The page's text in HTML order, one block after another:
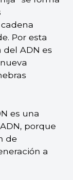
Por esta
del ADN es
es una
porque
de
a